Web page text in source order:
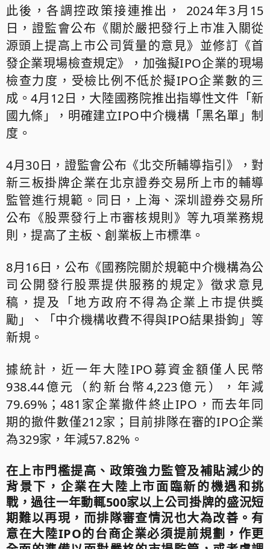
此後，各調控政策接連推出， 2024年3月15
日，證監會公布《關於嚴把發行上市准入關從
源頭上提高上市公司質量的意見》並修訂《首
發企業現場檢查規定》，加強擬IPO企業的現場
檢查力度，受檢比例不低於擬IPO企業數的三
成。4月12日，大陸國務院推出指導性文件「新
國九條」，明確建立IPO中介機構「黑名單」制
度。
4月30日，證監會公布《北交所輔導指引》，對
新三板掛牌企業在北京證券交易所上市的輔導
監管進行規範。同日，上海、深圳證券交易所
公布《股票發行上市審核規則》等九項業務規
則，提高了主板、創業板上市標準。
8月16日，公布《國務院關於規範中介機構為公
司公開發行股票提供服務的規定》徵求意見
稿，提及「地方政府不得為企業上市提供獎
勵」、「中介機構收費不得與IPO結果掛鉤」等
新規。
據統計，近一年大陸IPO募資金額僅人民幣
938.44億元（約新台幣4,223億元），年減
79.69%；481家企業撤件終止IPO，而去年同
期的撤件數僅212家；目前排隊在審的IPO企業
為329家，年減57.82%。
在上市門檻提高、政策強力監管及補貼減少的
背景下，企業在大陸上市面臨新的機遇和挑
戰，過往一年動輒500家以上公司掛牌的盛況短
期難以再現，而排隊審查情況也大為改善。有
意在大陸IPO的台商企業必須提前規劃，作更